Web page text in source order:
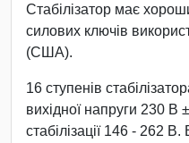
Стабілізатор має
силових ключів
(США).
16 ступенів
вихідної напруги 230 В
стабілізації 146 - 262